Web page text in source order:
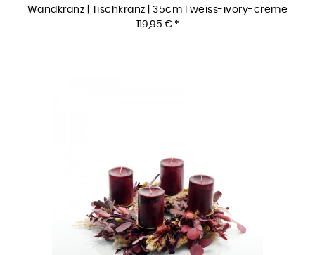
Wandkranz | Tischkranz | 35cm I weiss-ivory-creme
119,95 € *